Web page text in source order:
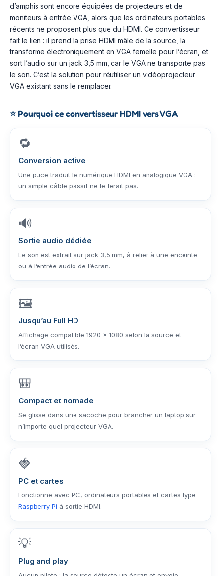
d’amphis sont encore équipées de projecteurs et de
moniteurs à entrée VGA, alors que les ordinateurs portables
récents ne proposent plus que du HDMI. Ce convertisseur
fait le lien : il prend la prise HDMI mâle de la source, la
transforme électroniquement en VGA femelle pour l’écran, et
sort l’audio sur un jack 3,5 mm, car le VGA ne transporte pas
le son. C’est la solution pour réutiliser un vidéoprojecteur
VGA existant sans le remplacer.
⭐Pourquoi ce convertisseur HDMI vers VGA
🔁
Conversion active
Une puce traduit le numérique HDMI en analogique VGA :
un simple câble passif ne le ferait pas.
🔊
Sortie audio dédiée
Le son est extrait sur jack 3,5 mm, à relier à une enceinte
ou à l’entrée audio de l’écran.
🖼️
Jusqu’au Full HD
Affichage compatible 1920 × 1080 selon la source et
l’écran VGA utilisés.
🎒
Compact et nomade
Se glisse dans une sacoche pour brancher un laptop sur
n’importe quel projecteur VGA.
🍓
PC et cartes
Fonctionne avec PC, ordinateurs portables et cartes type
Raspberry Pi à sortie HDMI.
💡
Plug and play